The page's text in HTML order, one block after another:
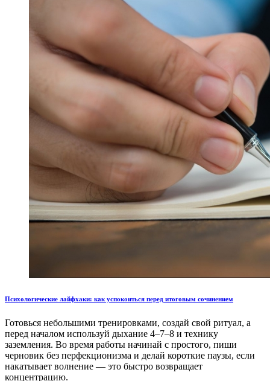
Психологические лайфхаки: как успокоиться перед итоговым сочинением
Готовься небольшими тренировками, создай свой ритуал, а
перед началом используй дыхание 4–7–8 и технику
заземления. Во время работы начинай с простого, пиши
черновик без перфекционизма и делай короткие паузы, если
накатывает волнение — это быстро возвращает
концентрацию.